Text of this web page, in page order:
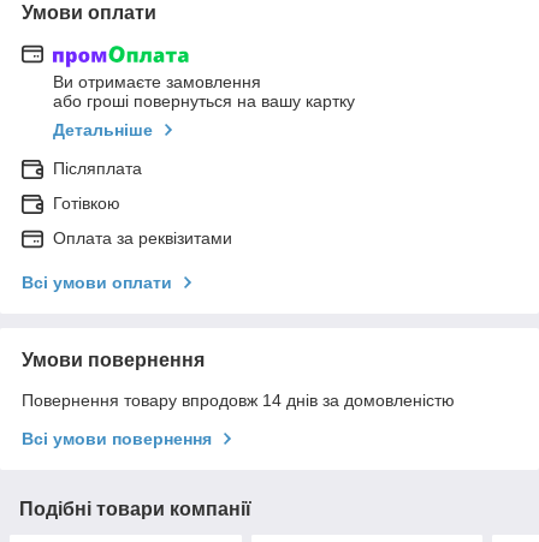
Умови оплати
Ви отримаєте замовлення
або гроші повернуться на вашу картку
Детальніше
Післяплата
Готівкою
Оплата за реквізитами
Всі умови оплати
Умови повернення
Повернення товару впродовж 14 днів за домовленістю
Всі умови повернення
Подібні товари компанії